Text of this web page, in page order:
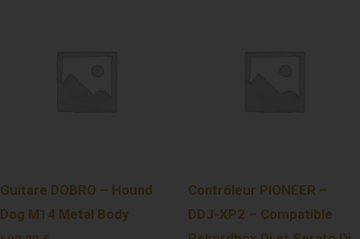
Guitare DOBRO – Hound
Dog M14 Metal Body
Contrôleur PIONEER –
DDJ-XP2 – Compatible